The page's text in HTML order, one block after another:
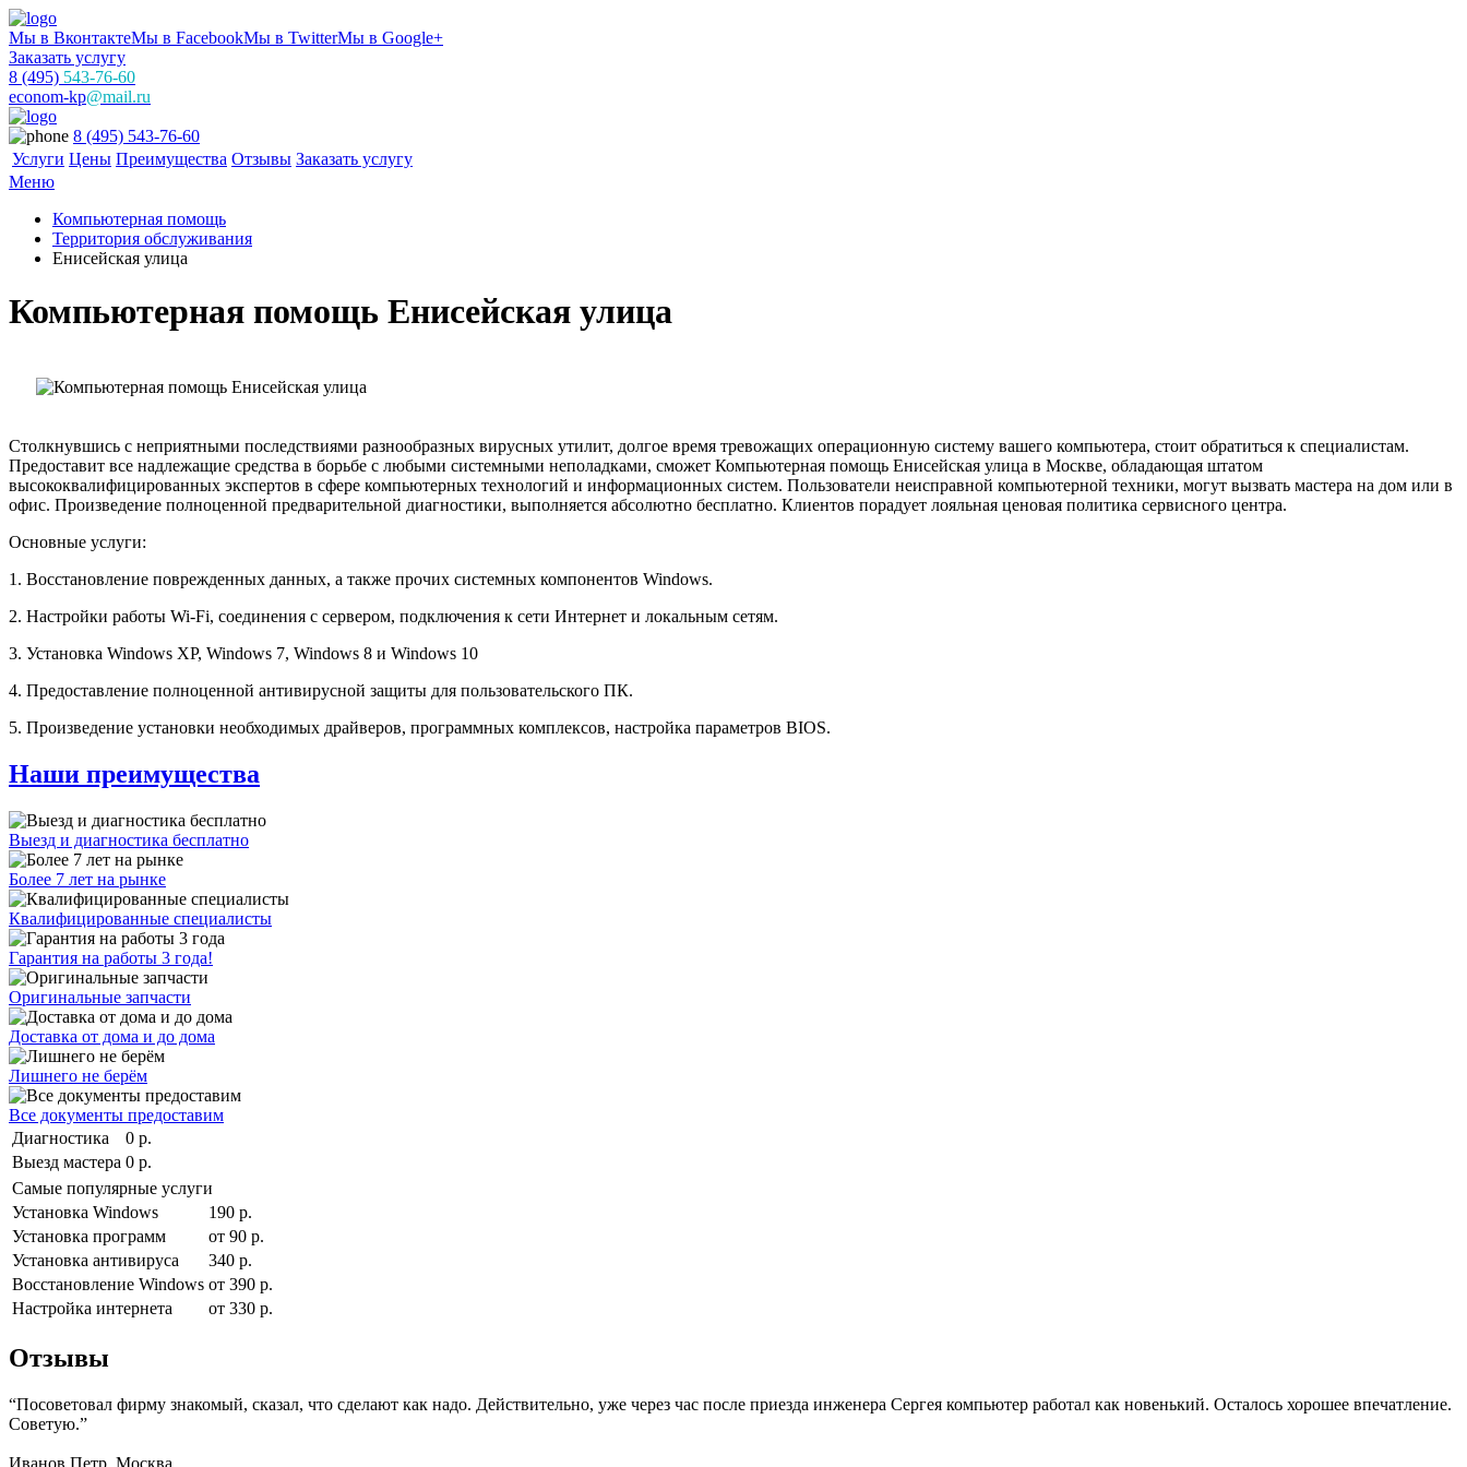
Мы в ВконтактеМы в FacebookМы в TwitterМы в Google+
Заказать услугу
8 (495) 543-76-60
econom-kp@mail.ru
8 (495) 543-76-60
Услуги Цены Преимущества Отзывы Заказать услугу
Меню
Компьютерная помощь
Территория обслуживания
Енисейская улица
Компьютерная помощь Енисейская улица
Столкнувшись с неприятными последствиями разнообразных вирусных утилит, долгое время тревожащих операционную систему вашего компьютера, стоит обратиться к специалистам.
Предоставит все надлежащие средства в борьбе с любыми системными неполадками, сможет Компьютерная помощь Енисейская улица в Москве, обладающая штатом
высококвалифицированных экспертов в сфере компьютерных технологий и информационных систем. Пользователи неисправной компьютерной техники, могут вызвать мастера на дом или в
офис. Произведение полноценной предварительной диагностики, выполняется абсолютно бесплатно. Клиентов порадует лояльная ценовая политика сервисного центра.
Основные услуги:
1. Восстановление поврежденных данных, а также прочих системных компонентов Windows.
2. Настройки работы Wi-Fi, соединения с сервером, подключения к сети Интернет и локальным сетям.
3. Установка Windows XP, Windows 7, Windows 8 и Windows 10
4. Предоставление полноценной антивирусной защиты для пользовательского ПК.
5. Произведение установки необходимых драйверов, программных комплексов, настройка параметров BIOS.
Наши преимущества
Выезд и диагностика бесплатно
Более 7 лет на рынке
Квалифицированные специалисты
Гарантия на работы 3 года!
Оригинальные запчасти
Доставка от дома и до дома
Лишнего не берём
Все документы предоставим
Диагностика
0 р.
Выезд мастера 0 р.
Самые популярные услуги
Установка Windows
190 р.
Установка программ
от 90 р.
Установка антивируса
340 р.
Восстановление Windows от 390 р.
Настройка интернета
от 330 р.
Отзывы
“Посоветовал фирму знакомый, сказал, что сделают как надо. Действительно, уже через час после приезда инженера Сергея компьютер работал как новенький. Осталось хорошее впечатление.
Советую.”
Иванов Петр. Москва